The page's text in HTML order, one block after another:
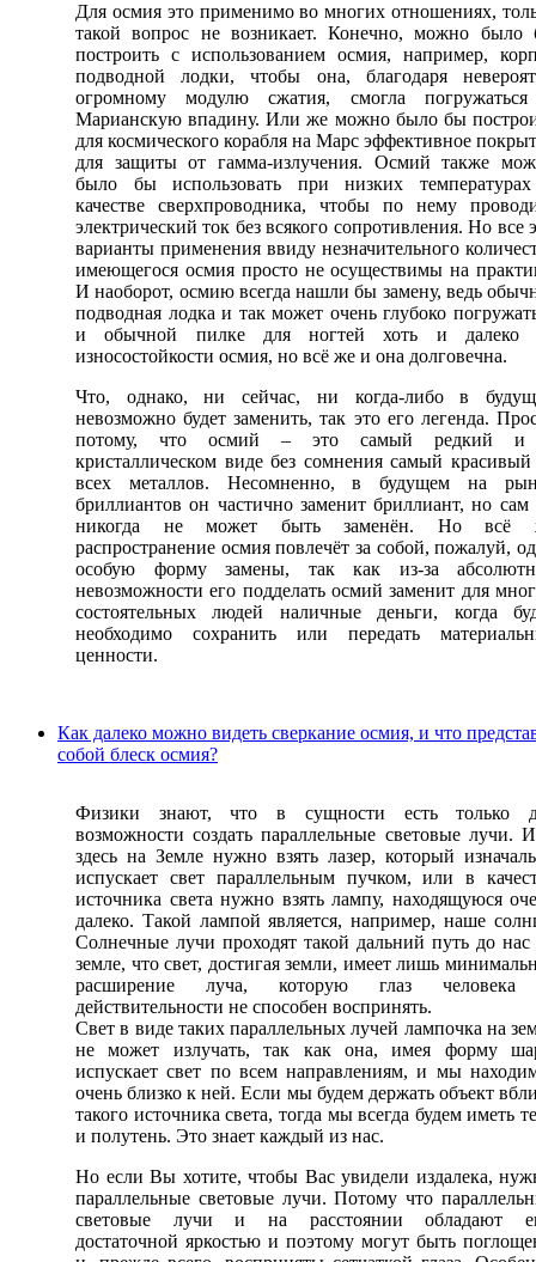
Для осмия это применимо во многих отношениях,
такой вопрос не возникает. Конечно, можно было
построить с использованием осмия, например,
подводной лодки, чтобы она, благодаря
огромному модулю сжатия, смогла
Марианскую впадину. Или же можно было бы
для космического корабля на Марс эффективное
для защиты от гамма-излучения. Осмий также
было бы использовать при низких
качестве сверхпроводника, чтобы по нему
электрический ток без всякого сопротивления. Но все
варианты применения ввиду незначительного
имеющегося осмия просто не осуществимы на
И наоборот, осмию всегда нашли бы замену, ведь
подводная лодка и так может очень глубоко
и обычной пилке для ногтей хоть и далеко
износостойкости осмия, но всё же и она долговечна.
Что, однако, ни сейчас, ни когда-либо в
невозможно будет заменить, так это его легенда.
потому, что осмий – это самый редкий
кристаллическом виде без сомнения самый красивый
всех металлов. Несомненно, в будущем на
бриллиантов он частично заменит бриллиант, но сам
никогда не может быть заменён. Но всё
распространение осмия повлечёт за собой, пожалуй,
особую форму замены, так как из-за
невозможности его подделать осмий заменит для
состоятельных людей наличные деньги, когда
необходимо сохранить или передать
ценности.
Как далеко можно видеть сверкание осмия, и что
собой блеск осмия?
Физики знают, что в сущности есть только
возможности создать параллельные световые лучи.
здесь на Земле нужно взять лазер, который
испускает свет параллельным пучком, или в
источника света нужно взять лампу, находящуюся
далеко. Такой лампой является, например, наше
Солнечные лучи проходят такой дальний путь до нас
земле, что свет, достигая земли, имеет лишь
расширение луча, которую глаз
действительности не способен воспринять.
Свет в виде таких параллельных лучей лампочка на
не может излучать, так как она, имея форму
испускает свет по всем направлениям, и мы
очень близко к ней. Если мы будем держать объект
такого источника света, тогда мы всегда будем иметь
и полутень. Это знает каждый из нас.
Но если Вы хотите, чтобы Вас увидели издалека,
параллельные световые лучи. Потому что
световые лучи и на расстоянии обладают
достаточной яркостью и поэтому могут быть